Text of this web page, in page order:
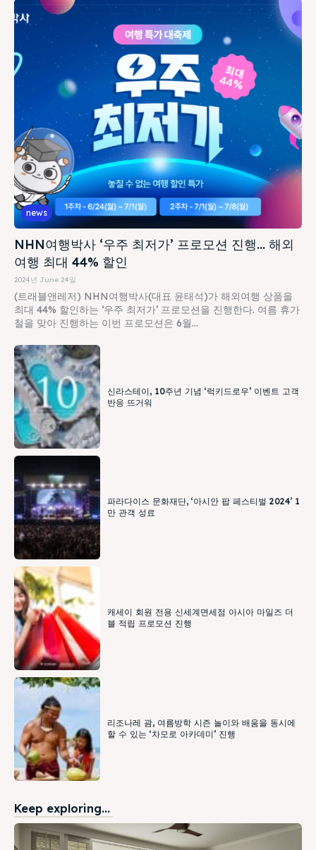
news
NHN여행박사 ‘우주 최저가’ 프로모션 진행… 해외
여행 최대 44% 할인
2024년 June 24일
(트래블앤레저) NHN여행박사(대표 윤태석)가 해외여행 상품을
최대 44% 할인하는 ‘우주 최저가’ 프로모션을 진행한다. 여름 휴가
철을 맞아 진행하는 이번 프로모션은 6월...
신라스테이, 10주년 기념 ‘럭키드로우’ 이벤트 고객
반응 뜨거워
파라다이스 문화재단, ‘아시안 팝 페스티벌 2024’ 1
만 관객 성료
캐세이 회원 전용 신세계면세점 아시아 마일즈 더
블 적립 프로모션 진행
리조나레 괌, 여름방학 시즌 놀이와 배움을 동시에
할 수 있는 ‘차모로 아카데미’ 진행
Keep exploring...